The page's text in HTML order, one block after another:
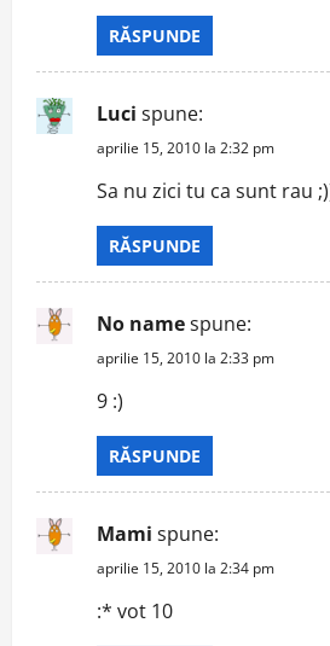
RĂSPUNDE
Luci spune:
aprilie 15, 2010 la 2:32 pm
Sa nu zici tu ca sunt rau
RĂSPUNDE
No namespune:
aprilie 15, 2010 la 2:33 pm
9 :)
RĂSPUNDE
Mami spune:
aprilie 15, 2010 la 2:34 pm
:* vot 10